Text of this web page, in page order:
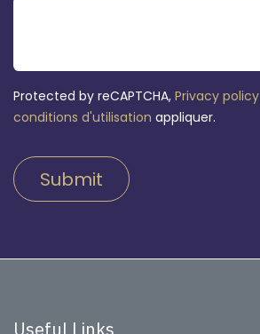
Protected by reCAPTCHA, Privacy policy
conditions d'utilisation appliquer.
Submit
Useful Links